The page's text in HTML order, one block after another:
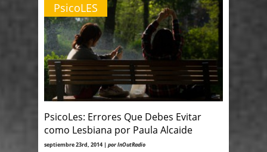
PsicoLES
PsicoLes: Errores Que Debes Evitar
como Lesbiana por Paula Alcaide
septiembre 23rd, 2014 | por InOutRadio